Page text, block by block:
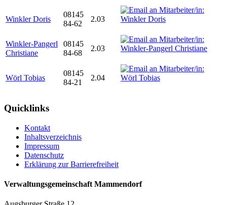
Winkler Doris
08145
84-62
2.03
Winkler-Pangerl
Christiane
08145
84-68
2.03
Wörl Tobias
08145
84-21
2.04
Quicklinks
Kontakt
Inhaltsverzeichnis
Impressum
Datenschutz
Erklärung zur Barrierefreiheit
Verwaltungsgemeinschaft Mammendorf